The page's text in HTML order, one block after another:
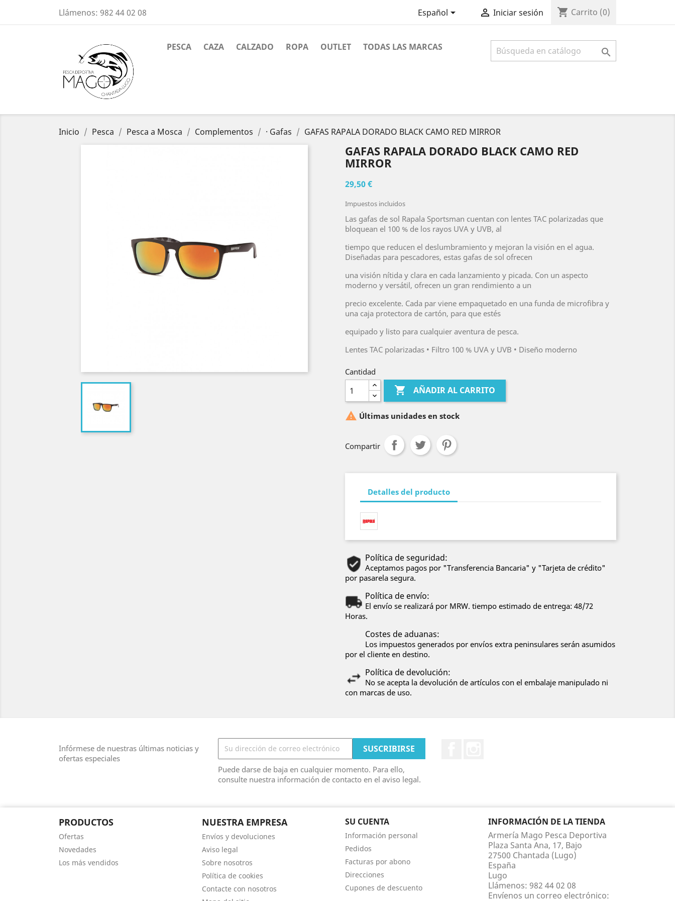
Llámenos: 982 44 02 08 Español  Iniciar sesión shopping_cart Carrito (0)

PESCA CAZA CALZADO ROPA OUTLET TODAS LAS MARCAS
Inicio Pesca Pesca a Mosca Complementos · Gafas GAFAS RAPALA DORADO BLACK CAMO RED MIRROR
GAFAS RAPALA DORADO BLACK CAMO RED
MIRROR
29,50 €
Impuestos incluidos
Las gafas de sol Rapala Sportsman cuentan con lentes TAC polarizadas que
bloquean el 100 % de los rayos UVA y UVB, al
tiempo que reducen el deslumbramiento y mejoran la visión en el agua.
Diseñadas para pescadores, estas gafas de sol ofrecen
una visión nítida y clara en cada lanzamiento y picada. Con un aspecto
moderno y versátil, ofrecen un gran rendimiento a un
precio excelente. Cada par viene empaquetado en una funda de microfibra y
una caja protectora de cartón, para que estés
equipado y listo para cualquier aventura de pesca.
Lentes TAC polarizadas • Filtro 100 % UVA y UVB • Diseño moderno
Cantidad
 AÑADIR AL CARRITO
 Últimas unidades en stock
Compartir
Detalles del producto
Política de seguridad:
Aceptamos pagos por "Transferencia Bancaria" y "Tarjeta de crédito"
por pasarela segura.
Política de envío:
El envío se realizará por MRW. tiempo estimado de entrega: 48/72
Horas.
Costes de aduanas:
Los impuestos generados por envíos extra peninsulares serán asumidos
por el cliente en destino.
Política de devolución:
No se acepta la devolución de artículos con el embalaje manipulado ni
con marcas de uso.
Infórmese de nuestras últimas noticias y
ofertas especiales
Puede darse de baja en cualquier momento. Para ello,
consulte nuestra información de contacto en el aviso legal.
PRODUCTOS
Ofertas
Novedades
Los más vendidos
NUESTRA EMPRESA
Envíos y devoluciones
Aviso legal
Sobre nosotros
Política de cookies
Contacte con nosotros
SU CUENTA
Información personal
Pedidos
Facturas por abono
Direcciones
Cupones de descuento
INFORMACIÓN DE LA TIENDA
Armería Mago Pesca Deportiva
Plaza Santa Ana, 17, Bajo
27500 Chantada (Lugo)
España
Lugo
Llámenos: 982 44 02 08
Envíenos un correo electrónico: